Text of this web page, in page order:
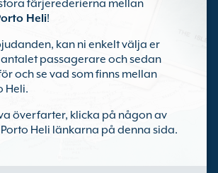
färjerederierna mellan
Heli!
kan ni enkelt välja er
passagerare och sedan
och se vad som finns mellan
Heli.
överfarter, klicka på någon av
Heli länkarna på denna sida.